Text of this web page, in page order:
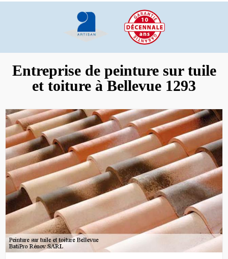
Entreprise de peinture sur tuile
et toiture à Bellevue 1293